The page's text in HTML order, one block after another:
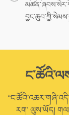
རག་ ལུས་ཡོད།